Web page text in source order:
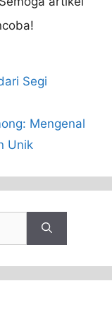
Segi
Mengenal
Unik